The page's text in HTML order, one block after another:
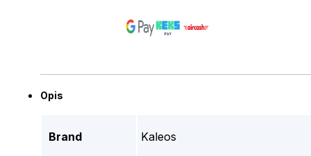
Opis
Brand Kaleos